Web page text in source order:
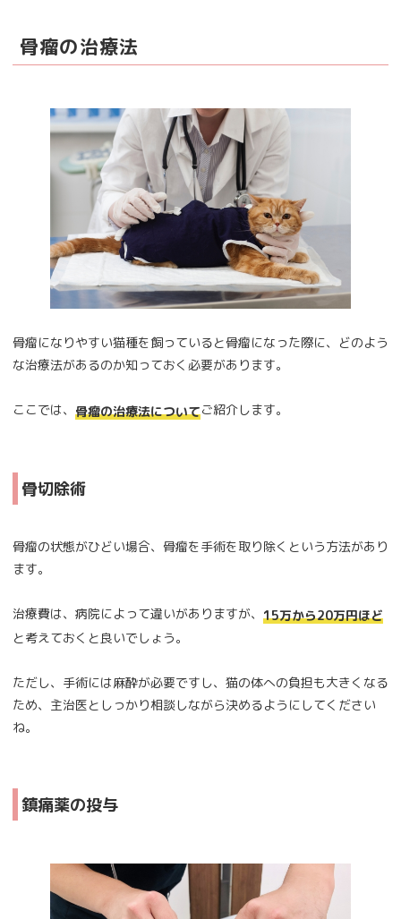
骨瘤の治療法
骨瘤になりやすい猫種を飼っていると骨瘤になった際に、どのよう
な治療法があるのか知っておく必要があります。
ここでは、 骨瘤の治療法についてご紹介します。
骨切除術
骨瘤の状態がひどい場合、骨瘤を手術を取り除くという方法があり
ます。
治療費は、病院によって違いがありますが、 15万から20万円ほど
と考えておくと良いでしょう。
ただし、手術には麻酔が必要ですし、猫の体への負担も大きくなる
ため、主治医としっかり相談しながら決めるようにしてください
ね。
鎮痛薬の投与